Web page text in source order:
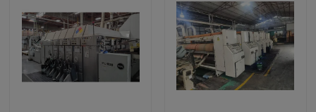
วิดีโอ
เกี่ยวกับเรา